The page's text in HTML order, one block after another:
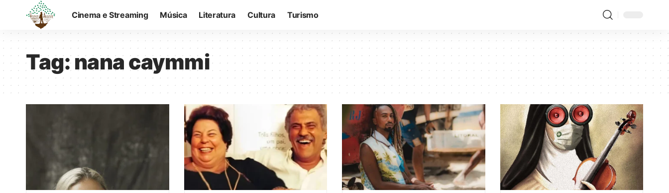
Cinema e Streaming Música Literatura Cultura Turismo
Tag:nana caymmi